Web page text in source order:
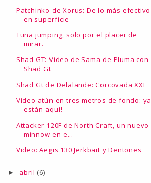
Patchinko de Xorus: De lo más efectivo
en superficie
Tuna jumping, solo por el placer de
mirar.
Shad GT: Video de Sama de Pluma con
Shad Gt
Shad Gt de Delalande: Corcovada XXL
Vídeo atún en tres metros de fondo: ya
están aquí!
Attacker 120F de North Craft, un nuevo
minnow en e...
Video: Aegis 130 Jerkbait y Dentones
► abril (6)